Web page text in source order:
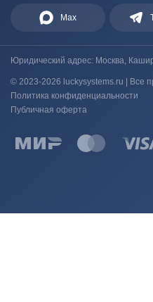
Max
Юридический адрес: Москва,
© 2023-2026 luckysystems.ru | Все
Политика конфиденциальности
Публичная оферта